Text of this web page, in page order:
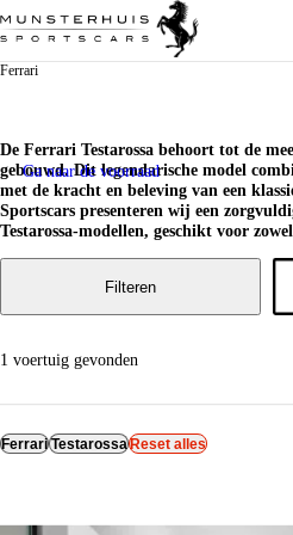
Ferrari
De Ferrari Testarossa behoort tot de
gebouwd. Dit legendarische model
met de kracht en beleving van een
Sportscars presenteren wij een
Testarossa-modellen, geschikt voor
Ga naar de voorraad
1 voertuig gevonden
Filteren
FerrariTestarossaReset alles